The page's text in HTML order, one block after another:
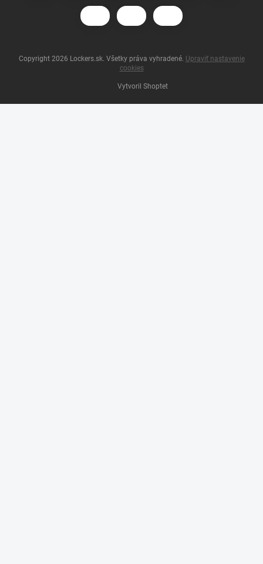
Vytvoril Shoptet
Copyright 2026 Lockers.sk. Všetky práva vyhradené. Upraviť nastavenie
cookies